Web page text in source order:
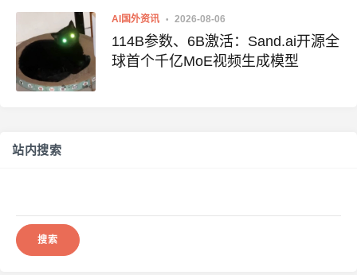
AI国外资讯 2026-08-06
114B参数、6B激活：Sand.ai开源全
球首个千亿MoE视频生成模型
站内搜索